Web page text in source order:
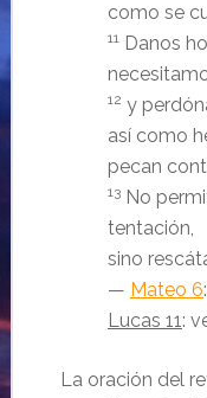
como se
11Danos
12 y
así como
pecan
13No
tentación,
sino
— Mateo 6
Lucas 11:
La oración del